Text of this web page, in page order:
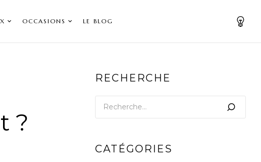
OCCASIONS LE BLOG
?
RECHERCHE
CATÉGORIES